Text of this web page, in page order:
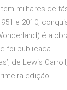
milhares de
e 2010,
é a
foi publicada …
de Lewis Carroll,
edição